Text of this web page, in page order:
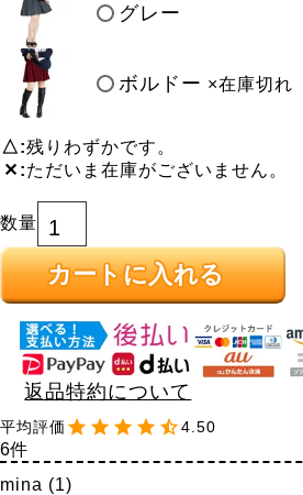
グレー
ボルドー ×在庫切れ
△ 残りわずかです。
✕ ただいま在庫がございません。
カートに入れる
返品特約について
4.50
6
mina
1